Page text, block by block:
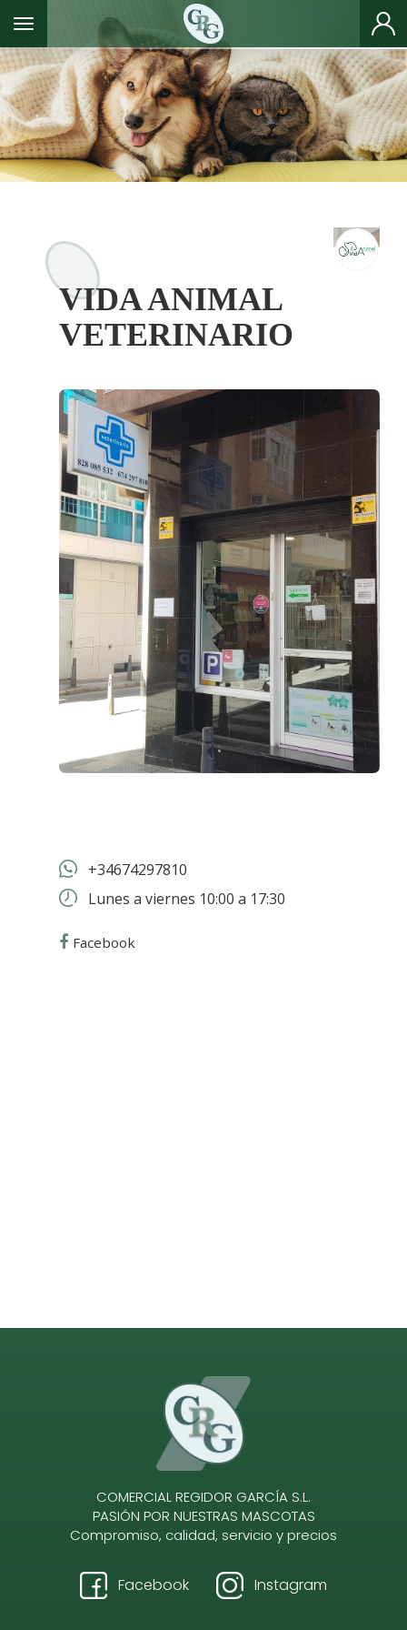
Toggle navigation
VIDA ANIMAL
VETERINARIO
+34674297810
Lunes a viernes 10:00 a 17:30
Facebook
COMERCIAL REGIDOR GARCÍA S.L.
PASIÓN POR NUESTRAS MASCOTAS
Compromiso, calidad, servicio y precios
Facebook Instagram